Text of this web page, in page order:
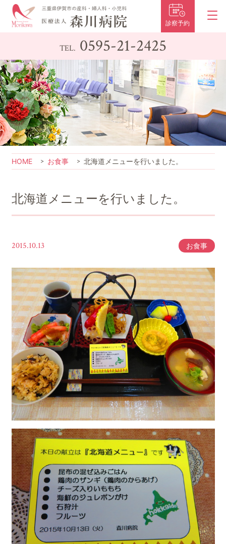
診察予約
TEL. 0595-21-2425
HOME お食事 北海道メニューを行いました。
北海道メニューを行いました。
2015.10.13 お食事